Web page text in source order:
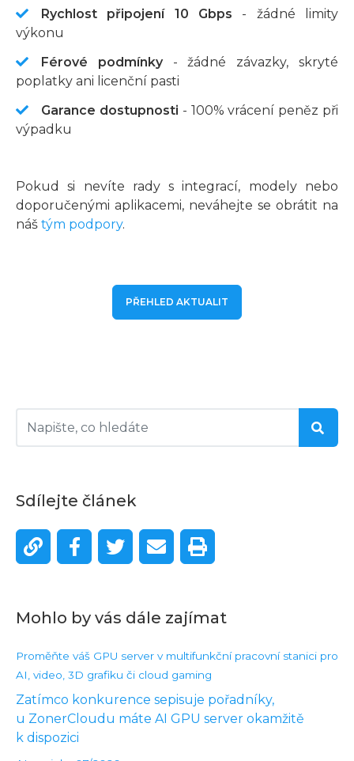
Sdílejte článek
Mohlo by vás dále zajímat
Proměňte váš GPU server v multifunkční pracovní stanici pro
AI, video, 3D grafiku či cloud gaming
Zatímco konkurence sepisuje pořadníky,
u ZonerCloudu máte AI GPU server okamžitě
k dispozici
Rychlost připojení 10 Gbps - žádné limity
výkonu
Férové podmínky- žádné závazky, skryté
poplatky ani licenční pasti
Garance dostupnosti - 100% vrácení peněz při
výpadku
Pokud si nevíte rady s integrací, modely nebo
doporučenými aplikacemi, neváhejte se obrátit na
náš tým podpory.
PŘEHLED AKTUALIT